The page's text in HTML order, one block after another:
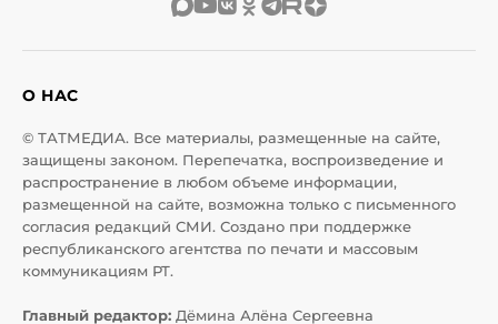
О НАС
© ТАТМЕДИА. Все материалы, размещенные на сайте,
защищены законом. Перепечатка, воспроизведение и
распространение в любом объеме информации,
размещенной на сайте, возможна только с письменного
согласия редакций СМИ. Создано при поддержке
республиканского агентства по печати и массовым
коммуникациям РТ.
Главный редактор: Дёмина Алёна Сергеевна